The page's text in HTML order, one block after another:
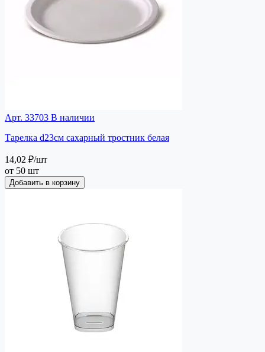
Арт. 33703 В наличии
Тарелка d23см сахарный тростник белая
14,02 ₽/шт
от 50 шт
Добавить в корзину